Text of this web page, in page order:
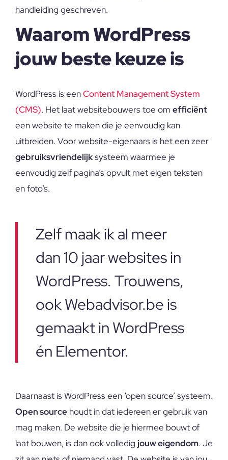
handleiding geschreven.
Waarom WordPress
jouw beste keuze is
WordPress is eenContent Management System
(CMS). Het laat websitebouwers toe om efficiënt
een website te maken die je eenvoudig kan
uitbreiden. Voor website-eigenaars is het een zeer
gebruiksvriendelijksysteem waarmee je
eenvoudig zelf pagina’s opvult met eigen teksten
en foto’s.
Zelf maak ik al meer
dan 10 jaar websites in
WordPress. Trouwens,
ook Webadvisor.be is
gemaakt in WordPress
én Elementor.
Daarnaast is WordPress een ‘open source’ systeem.
Open source houdt in dat iedereen er gebruik van
mag maken. De website die je hiermee bouwt of
laat bouwen, is dan ook volledig jouw eigendom. Je